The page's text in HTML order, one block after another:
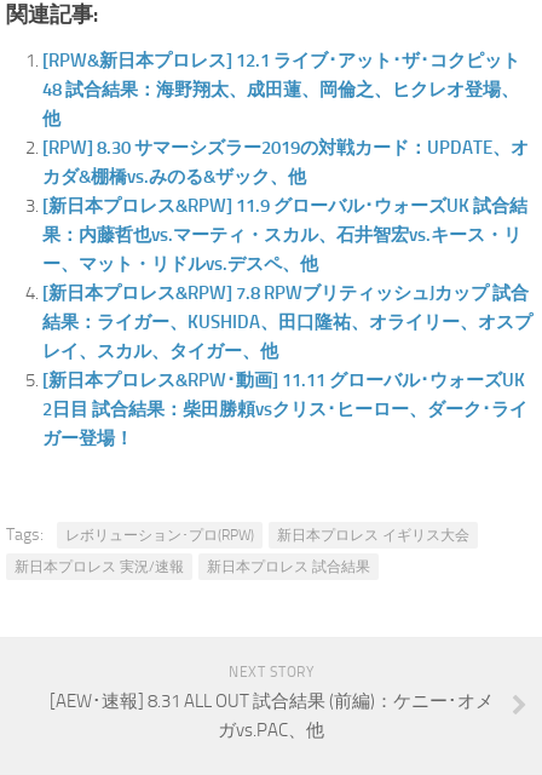
関連記事:
[RPW&新日本プロレス] 12.1 ライブ･アット･ザ･コクピット
48 試合結果：海野翔太、成田蓮、岡倫之、ヒクレオ登場、
他
[RPW] 8.30 サマーシズラー2019の対戦カード：UPDATE、オ
カダ&棚橋vs.みのる&ザック、他
[新日本プロレス&RPW] 11.9 グローバル･ウォーズUK 試合結
果：内藤哲也vs.マーティ・スカル、石井智宏vs.キース・リ
ー、マット・リドルvs.デスペ、他
[新日本プロレス&RPW] 7.8 RPWブリティッシュJカップ 試合
結果：ライガー、KUSHIDA、田口隆祐、オライリー、オスプ
レイ、スカル、タイガー、他
[新日本プロレス&RPW･動画] 11.11 グローバル･ウォーズUK
2日目 試合結果：柴田勝頼vsクリス･ヒーロー、ダーク･ライ
ガー登場！
Tags: レボリューション･プロ(RPW)
新日本プロレス イギリス大会
新日本プロレス 実況/速報
新日本プロレス 試合結果
NEXT STORY
[AEW･速報] 8.31 ALL OUT 試合結果 (前編)：ケニー･オメ
ガvs.PAC、他